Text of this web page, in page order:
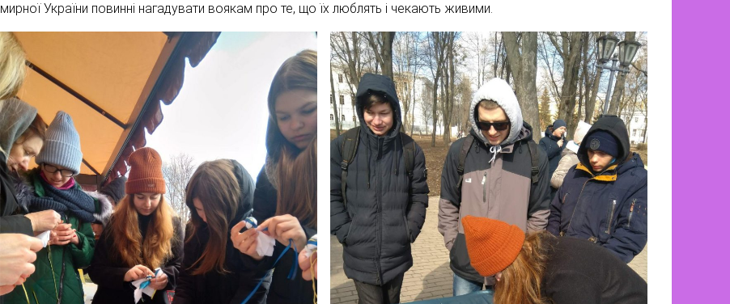
мирної України повинні нагадувати воякам про те, що їх люблять і чекають живими.